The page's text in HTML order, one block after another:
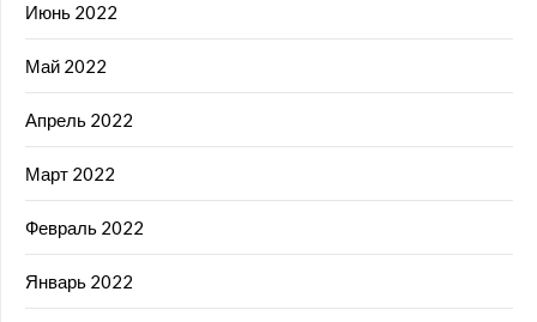
Июнь 2022
Май 2022
Апрель 2022
Март 2022
Февраль 2022
Январь 2022